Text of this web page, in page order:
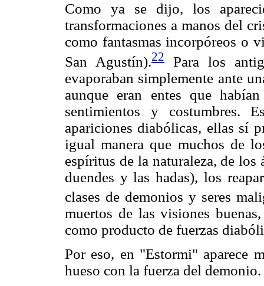
Como ya se dijo, los
transformaciones a manos del
como fantasmas incorpóreos o
San Agustín).22
Para los
evaporaban simplemente ante
aunque eran entes que
sentimientos y costumbres.
apariciones diabólicas, ellas sí
igual manera que muchos de
espíritus de la naturaleza, de
duendes y las hadas), los
clases de demonios y seres
muertos de las visiones
como producto de fuerzas
Por eso, en "Estormi" aparece
hueso con la fuerza del demonio.